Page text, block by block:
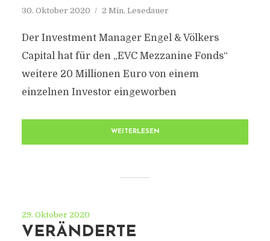
30. Oktober 2020 2 Min. Lesedauer
Der Investment Manager Engel & Völkers
Capital hat für den „EVC Mezzanine Fonds“
weitere 20 Millionen Euro von einem
einzelnen Investor eingeworben
WEITERLESEN
29. Oktober 2020
VERÄNDERTE